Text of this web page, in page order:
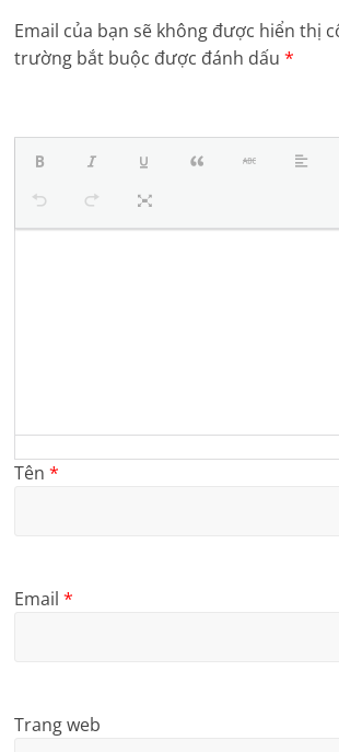
Email của bạn sẽ không được hiển thị
trường bắt buộc được đánh dấu*
Tên*
Email*
Trang web